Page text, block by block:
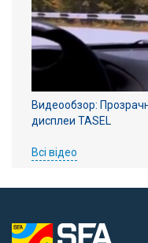
Видеообзор:
дисплеи TASEL
Всі відео